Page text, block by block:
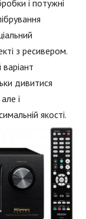
і потужні
з ресивером.
дивитися
і
якості.